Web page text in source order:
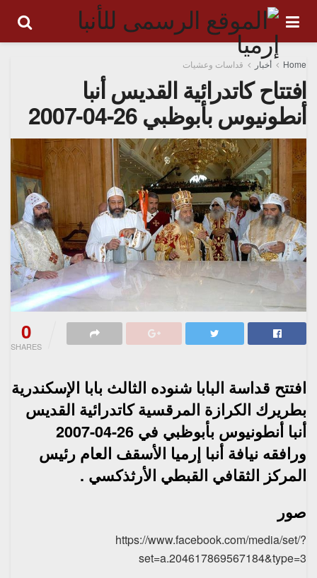
Home أخبار قداسات وعشيات
افتتاح كاتدرائية القديس أنبا
أنطونيوس بأبوظبي 26-04-2007
0
SHARES
افتتح قداسة البابا شنوده الثالث بابا الإسكندرية
بطريرك الكرازة المرقسية كاتدرائية القديس
أنبا أنطونيوس بأبوظبي في 26-04-2007
ورافقه نيافة أنبا إرميا الأسقف العام رئيس
المركز الثقافي القبطي الأرثذكسي .
صور
https://www.facebook.com/media/set/?
set=a.204617869567184&type=3